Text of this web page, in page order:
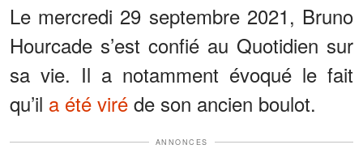
Le mercredi 29 septembre 2021, Bruno
Hourcade s’est confié au Quotidien sur
sa vie. Il a notamment évoqué le fait
qu’il a été viré de son ancien boulot.
ANNONCES